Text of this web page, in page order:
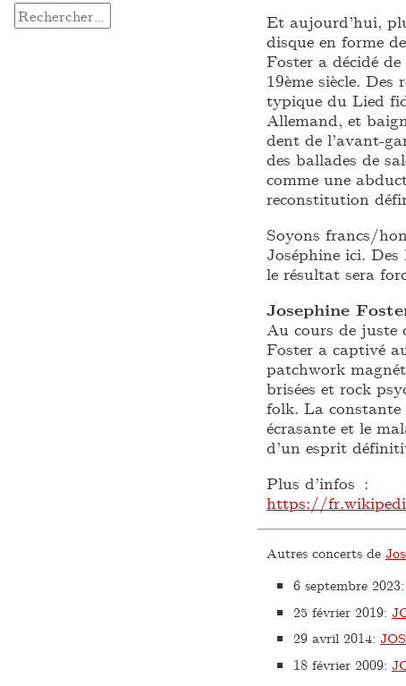
Et aujourd’hui,
disque en forme
Foster a décidé
19ème siècle.
typique du Lied
Allemand, et
dent de l’avant-
des ballades de
comme une
reconstitution
Soyons francs/
Joséphine ici.
le résultat sera
Josephine
Au cours de juste
Foster a captivé
patchwork
brisées et rock
folk. La constante
écrasante et le
d’un esprit
Plus d’infos :
https://
Autres concerts de
6 septembre 2023:
25 février 2019:
29 avril 2014:
18 février 2009:
Rechercher :